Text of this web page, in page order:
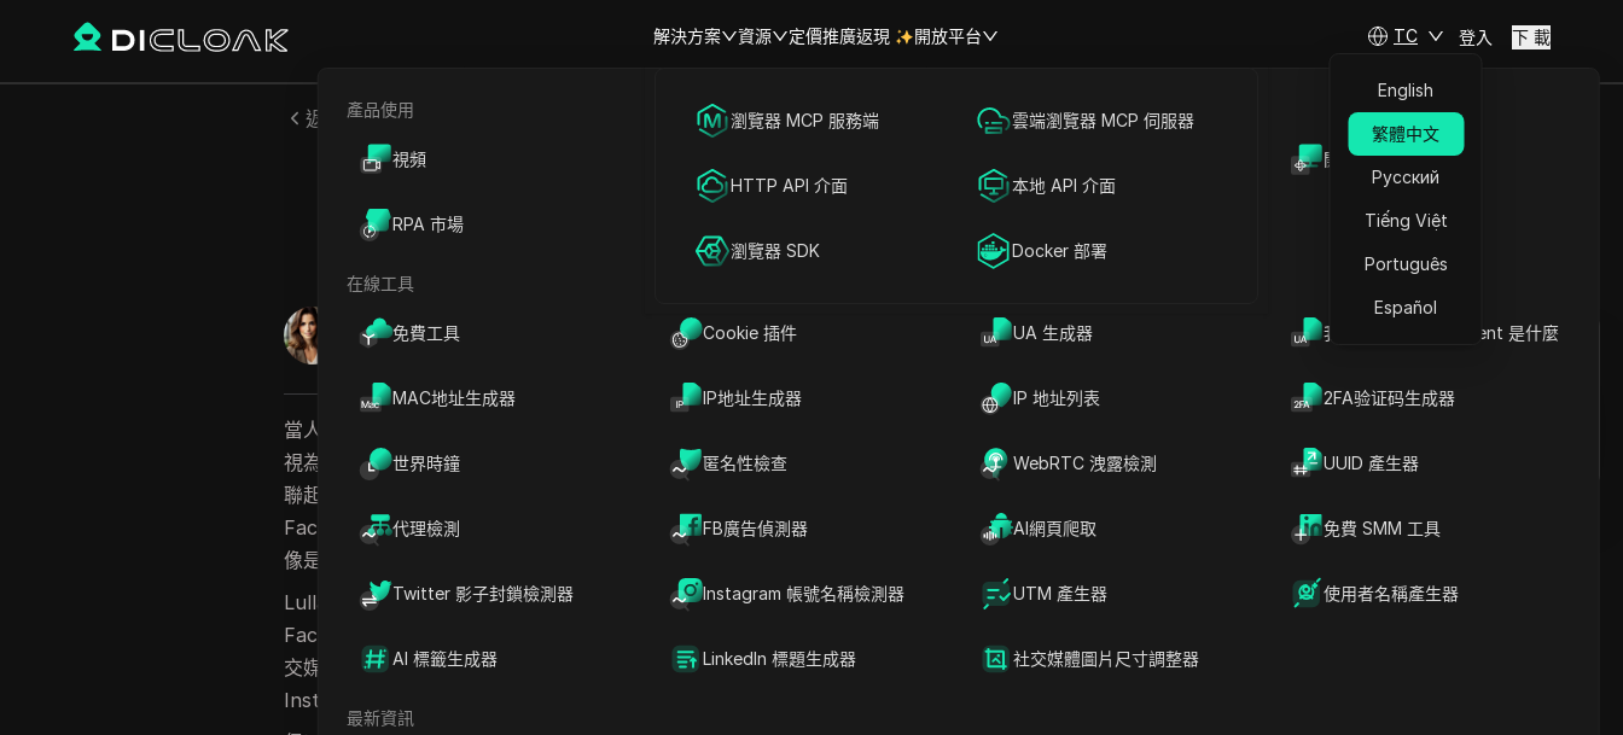
解決方案
海外社媒營銷
廣告投放
帳號共享
資源
產品使用
視頻 開放API
RPA 市場
在線工具
免費工具 Cookie 插件 UA 生成器 我的瀏覽器 User Agent 是什麼
MAC地址生成器 IP地址生成器 IP 地址列表 2FA验证码生成器
世界時鐘 匿名性檢查 WebRTC 洩露檢測 UUID 產生器
代理檢測 FB廣告偵測器 AI網頁爬取 免費 SMM 工具
Twitter 影子封鎖檢測器 Instagram 帳號名稱檢測器 UTM 產生器 使用者名稱產生器
AI 標籤生成器 LinkedIn 標題生成器 社交媒體圖片尺寸調整器
最新資訊
定價推廣返現 開放平台
瀏覽器 MCP 服務端 雲端瀏覽器 MCP 伺服器
HTTP API 介面 本地 API 介面
瀏覽器 SDK Docker 部署
TC
English
繁體中文
Русский
Tiếng Việt
Português
Español
登入 下 載
返回
Lullar 是一款優秀的社交媒體個人資料查找工具嗎？
最佳的個人資料搜索替代方案
就此頁面提問
艾蜜莉·格雷絲
2025年9月
當人們談論尋找隱藏的社交帳戶時，
視為一種社交媒體個人資料查找工具，可輕鬆將電子郵件或用戶名與個人資料關
聯起來。您可能嘗試過通過電子郵件進行Lullar.com個人資料搜索，甚至測試過
Facebook個人資料搜索Lullar工具。對於某些人來說，Lullar個人資料搜索感覺
像是一種快速發現網上身份的方法。
Lullar Search個人資料背後的理念很簡單。
輸入電子郵件，Lullar會帶您找到
Facebook或Instagram等平台上的匹配帳戶。這就是為什麼人們經常將其用作社
交媒體個人資料搜索任務的起點。當您想在Facebook上搜索個人資料或需要
Instagram個人資料搜索來確認某人的網上存在時，它會有所幫助。
文章內容
Lullar 的主要功能